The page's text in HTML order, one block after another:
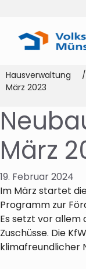
springen
Hausverwaltung /
März 2023
März
19. Februar 2024
Im März startet
Programm zur
Es setzt vor allem
Zuschüsse. Die
klimafreundlicher